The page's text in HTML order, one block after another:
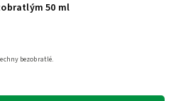
50 ml
bezobratlé.